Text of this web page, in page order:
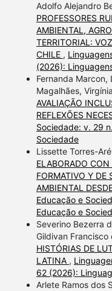
Adolfo Alejandro
PROFESSORES
AMBIENTAL,
TERRITORIAL:
CHILE ,
(2026):
Fernanda Marcon,
Magalhães,
AVALIAÇÃO
REFLEXÕES
Sociedade: v. 29
Sociedade
Lissette Torres-
ELABORADO
FORMATIVO Y DE
AMBIENTAL
Educação e
Educação e
Severino Bezerra
Gildivan Francisco
HISTÓRIAS DE
LATINA ,
62 (2026):
Arlete Ramos dos